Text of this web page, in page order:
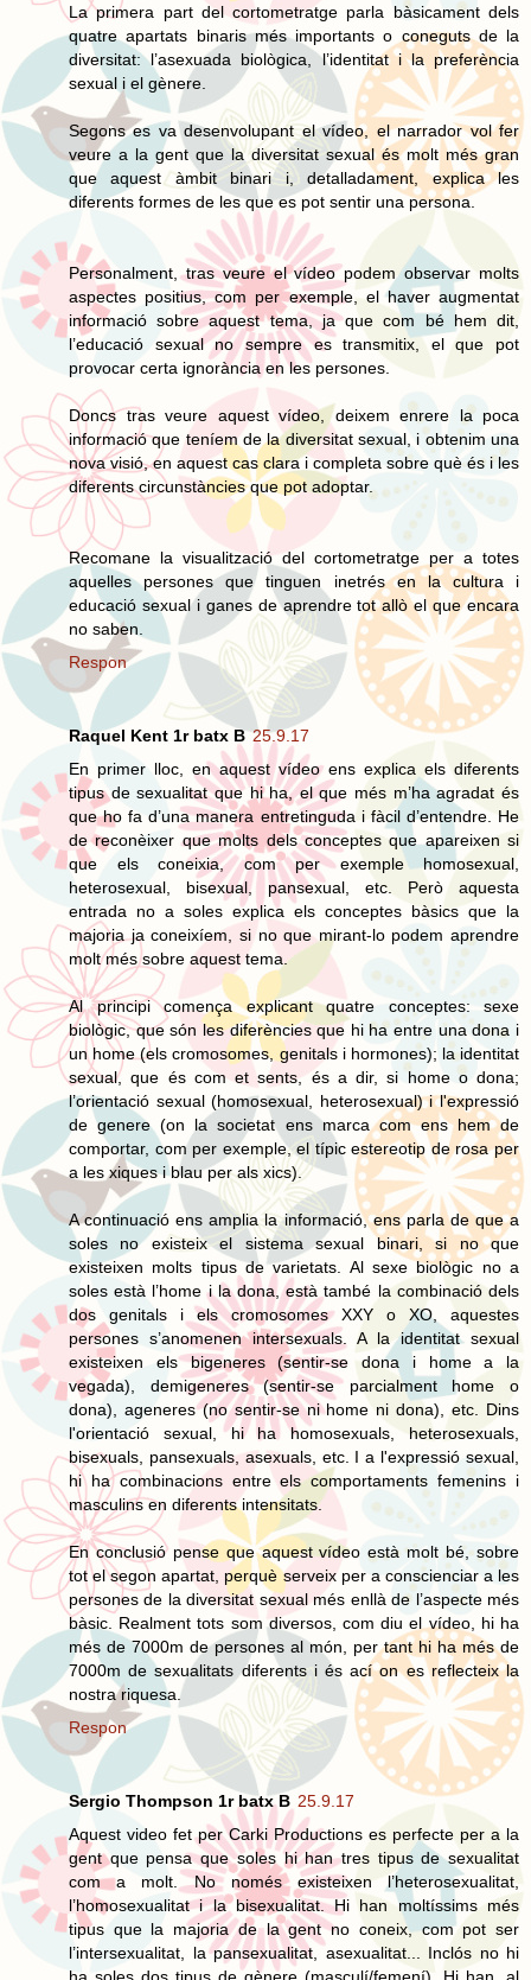
La primera part del cortometratge parla bàsicament dels
quatre apartats binaris més importants o coneguts de la
diversitat: l’asexuada biològica, l’identitat i la preferència
sexual i el gènere.
Segons es va desenvolupant el vídeo, el narrador vol fer
veure a la gent que la diversitat sexual és molt més gran
que aquest àmbit binari i, detalladament, explica les
diferents formes de les que es pot sentir una persona.
Personalment, tras veure el vídeo podem observar molts
aspectes positius, com per exemple, el haver augmentat
informació sobre aquest tema, ja que com bé hem dit,
l’educació sexual no sempre es transmitix, el que pot
provocar certa ignorància en les persones.
Doncs tras veure aquest vídeo, deixem enrere la poca
informació que teníem de la diversitat sexual, i obtenim una
nova visió, en aquest cas clara i completa sobre què és i les
diferents circunstàncies que pot adoptar.
Recomane la visualització del cortometratge per a totes
aquelles persones que tinguen inetrés en la cultura i
educació sexual i ganes de aprendre tot allò el que encara
no saben.
Respon
Raquel Kent 1r batx B 25.9.17
En primer lloc, en aquest vídeo ens explica els diferents
tipus de sexualitat que hi ha, el que més m’ha agradat és
que ho fa d’una manera entretinguda i fàcil d’entendre. He
de reconèixer que molts dels conceptes que apareixen si
que els coneixia, com per exemple homosexual,
heterosexual, bisexual, pansexual, etc. Però aquesta
entrada no a soles explica els conceptes bàsics que la
majoria ja coneixíem, si no que mirant-lo podem aprendre
molt més sobre aquest tema.
Al principi comença explicant quatre conceptes: sexe
biològic, que són les diferències que hi ha entre una dona i
un home (els cromosomes, genitals i hormones); la identitat
sexual, que és com et sents, és a dir, si home o dona;
l’orientació sexual (homosexual, heterosexual) i l'expressió
de genere (on la societat ens marca com ens hem de
comportar, com per exemple, el típic estereotip de rosa per
a les xiques i blau per als xics).
A continuació ens amplia la informació, ens parla de que a
soles no existeix el sistema sexual binari, si no que
existeixen molts tipus de varietats. Al sexe biològic no a
soles està l’home i la dona, està també la combinació dels
dos genitals i els cromosomes XXY o XO, aquestes
persones s’anomenen intersexuals. A la identitat sexual
existeixen els bigeneres (sentir-se dona i home a la
vegada), demigeneres (sentir-se parcialment home o
dona), ageneres (no sentir-se ni home ni dona), etc. Dins
l'orientació sexual, hi ha homosexuals, heterosexuals,
bisexuals, pansexuals, asexuals, etc. I a l'expressió sexual,
hi ha combinacions entre els comportaments femenins i
masculins en diferents intensitats.
En conclusió pense que aquest vídeo està molt bé, sobre
tot el segon apartat, perquè serveix per a conscienciar a les
persones de la diversitat sexual més enllà de l’aspecte més
bàsic. Realment tots som diversos, com diu el vídeo, hi ha
més de 7000m de persones al món, per tant hi ha més de
7000m de sexualitats diferents i és ací on es reflecteix la
nostra riquesa.
Respon
Sergio Thompson 1r batx B 25.9.17
Aquest video fet per Carki Productions es perfecte per a la
gent que pensa que soles hi han tres tipus de sexualitat
com a molt. No només existeixen l’heterosexualitat,
l’homosexualitat i la bisexualitat. Hi han moltíssims més
tipus que la majoria de la gent no coneix, com pot ser
l’intersexualitat, la pansexualitat, asexualitat... Inclós no hi
ha soles dos tipus de gènere (masculí/femení). Hi han, al